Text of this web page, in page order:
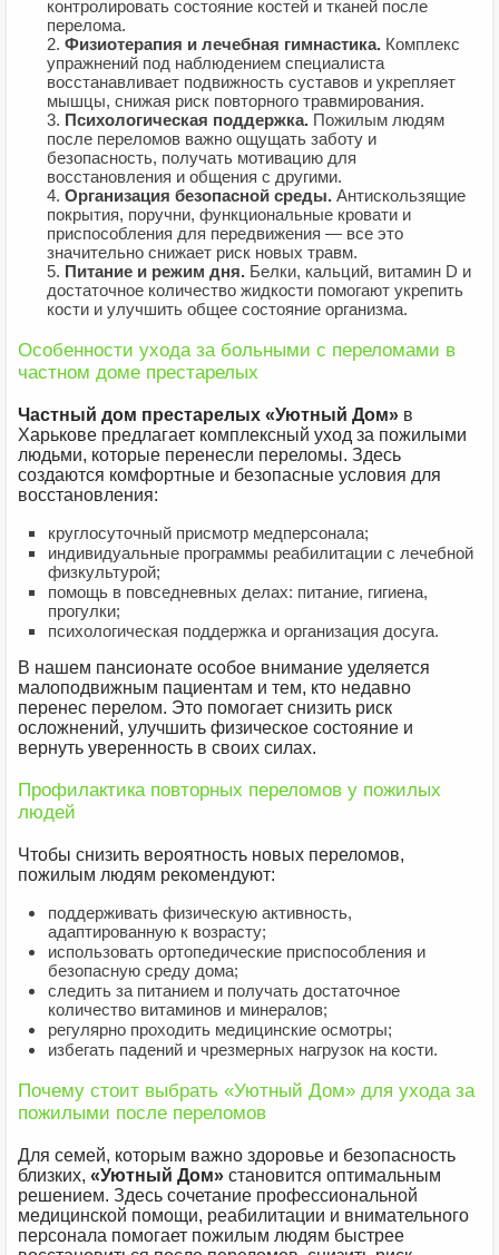
контролировать состояние костей и тканей после
перелома.
Физиотерапия и лечебная гимнастика. Комплекс
упражнений под наблюдением специалиста
восстанавливает подвижность суставов и укрепляет
мышцы, снижая риск повторного травмирования.
Психологическая поддержка. Пожилым людям
после переломов важно ощущать заботу и
безопасность, получать мотивацию для
восстановления и общения с другими.
Организация безопасной среды. Антискользящие
покрытия, поручни, функциональные кровати и
приспособления для передвижения — все это
значительно снижает риск новых травм.
Питание и режим дня. Белки, кальций, витамин D и
достаточное количество жидкости помогают укрепить
кости и улучшить общее состояние организма.
Особенности ухода за больными с переломами в
частном доме престарелых
Частный дом престарелых «Уютный Дом» в
Харькове предлагает комплексный уход за пожилыми
людьми, которые перенесли переломы. Здесь
создаются комфортные и безопасные условия для
восстановления:
круглосуточный присмотр медперсонала;
индивидуальные программы реабилитации с лечебной
физкультурой;
помощь в повседневных делах: питание, гигиена,
прогулки;
психологическая поддержка и организация досуга.
В нашем пансионате особое внимание уделяется
малоподвижным пациентам и тем, кто недавно
перенес перелом. Это помогает снизить риск
осложнений, улучшить физическое состояние и
вернуть уверенность в своих силах.
Профилактика повторных переломов у пожилых
людей
Чтобы снизить вероятность новых переломов,
пожилым людям рекомендуют:
поддерживать физическую активность,
адаптированную к возрасту;
использовать ортопедические приспособления и
безопасную среду дома;
следить за питанием и получать достаточное
количество витаминов и минералов;
регулярно проходить медицинские осмотры;
избегать падений и чрезмерных нагрузок на кости.
Почему стоит выбрать «Уютный Дом» для ухода за
пожилыми после переломов
Для семей, которым важно здоровье и безопасность
близких,«Уютный Дом» становится оптимальным
решением. Здесь сочетание профессиональной
медицинской помощи, реабилитации и внимательного
персонала помогает пожилым людям быстрее